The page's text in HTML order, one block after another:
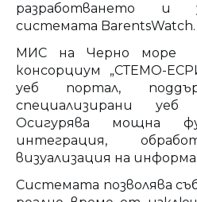
разработването и
системата BarentsWatch.
МИС на Черно море
консорциум „СТЕМО-
уеб портал,
специализирани
Осигурява мощна
интеграция,
визуализация на
Системата позволява